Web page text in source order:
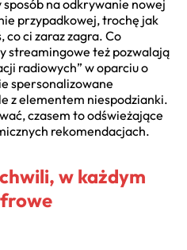
sposób na odkrywanie nowej
przypadkowej, trochę jak
co ci zaraz zagra. Co
streamingowe też pozwalają
radiowych” w oparciu o
spersonalizowane
z elementem niespodzianki.
czasem to odświeżające
rekomendacjach.
w każdym